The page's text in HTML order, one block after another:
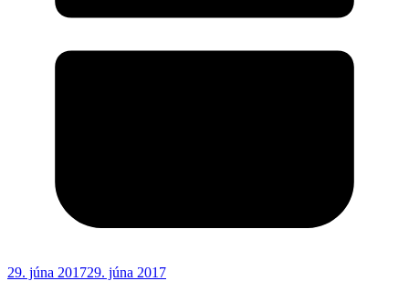
29. júna 201729. júna 2017